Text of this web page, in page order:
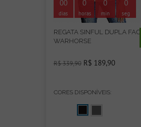
00 0 0 0
dias horas min seg
REGATA SINFUL DUPLA FACE
WARHORSE
R$ 339,90R$ 189,90
CORES DISPONÍVEIS: